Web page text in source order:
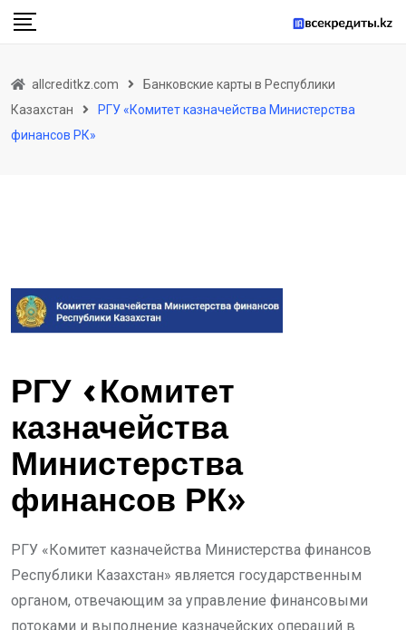
Skip
allcreditkz.com
Банковские карты в Республики
Казахстан
РГУ «Комитет казначейства Министерства
финансов РК»
РГУ «Комитет
казначейства
Министерства
финансов РК»
РГУ «Комитет казначейства Министерства финансов
Республики Казахстан» является государственным
органом, отвечающим за управление финансовыми
потоками и выполнение казначейских операций в